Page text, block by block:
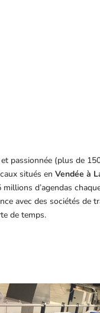
passionnée (plus de
situés enVendée à
d’agendas
avec des sociétés de
de temps.